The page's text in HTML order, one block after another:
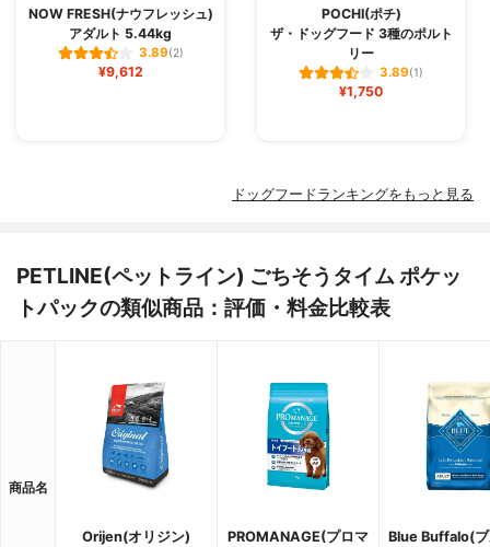
NOW FRESH(ナウフレッシュ)
アダルト 5.44kg
3.89(2)
¥9,612
POCHI(ポチ)
ザ・ドッグフード 3種のポルト
リー
3.89(1)
¥1,750
ドッグフードランキングをもっと見る
PETLINE(ペットライン) ごちそうタイム ポケッ
トパックの類似商品：評価・料金比較表
商品名
Orijen(オリジン)
PROMANAGE(プロマ
Blue Buffalo(